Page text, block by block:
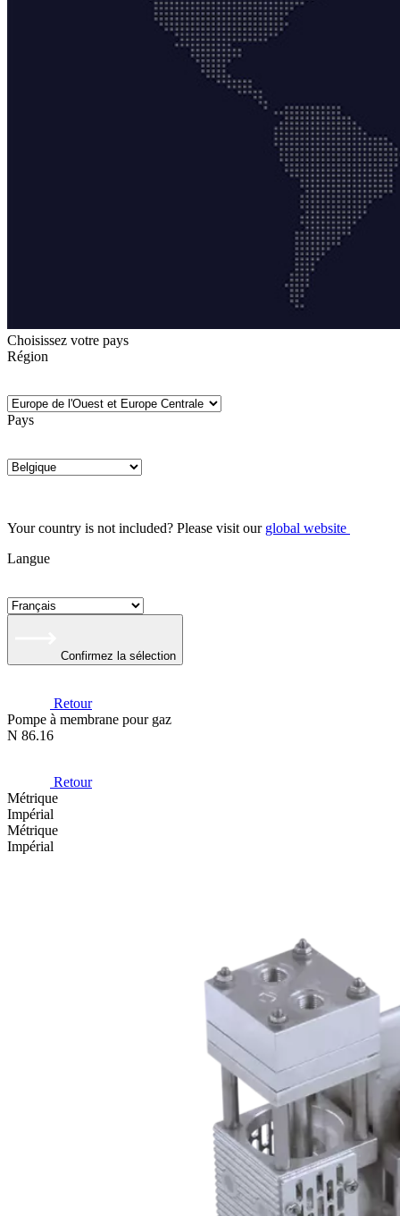
Choisissez votre pays
Région
Pays
Your country is not included? Please visit our global website
Langue
Confirmez la sélection
Retour
Pompe à membrane pour gaz
N 86.16
Retour
Métrique
Impérial
Métrique
Impérial